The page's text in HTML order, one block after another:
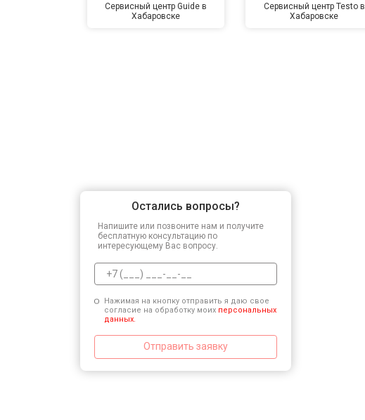
Сервисный центр Guide в
Хабаровске
Сервисный центр Testo в
Хабаровске
Остались вопросы?
Напишите или позвоните нам и получите
бесплатную консультацию по
интересующему Вас вопросу.
Нажимая на кнопку отправить я даю свое
согласие на обработку моих персональных
данных.
Отправить заявку